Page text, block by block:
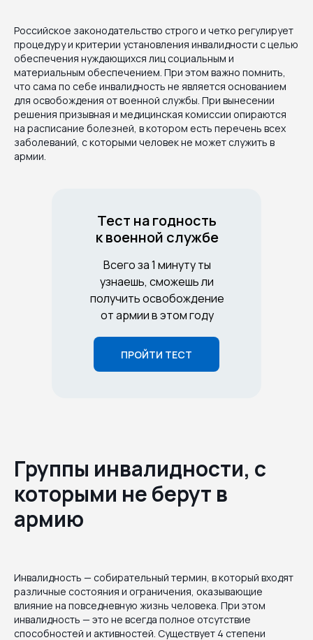
Российское законодательство строго и четко регулирует
процедуру и критерии установления инвалидности с целью
обеспечения нуждающихся лиц социальным и
материальным обеспечением. При этом важно помнить,
что сама по себе инвалидность не является основанием
для освобождения от военной службы. При вынесении
решения призывная и медицинская комиссии опираются
на расписание болезней, в котором есть перечень всех
заболеваний, с которыми человек не может служить в
армии.
ПРОЙТИ ТЕСТ
Тест на годность
к военной службе
Всего за 1 минуту ты
узнаешь, сможешь ли
получить освобождение
от армии в этом году
Группы инвалидности, с
которыми не берут в
армию
Инвалидность — собирательный термин, в который входят
различные состояния и ограничения, оказывающие
влияние на повседневную жизнь человека. При этом
инвалидность — это не всегда полное отсутствие
способностей и активностей. Существует 4 степени